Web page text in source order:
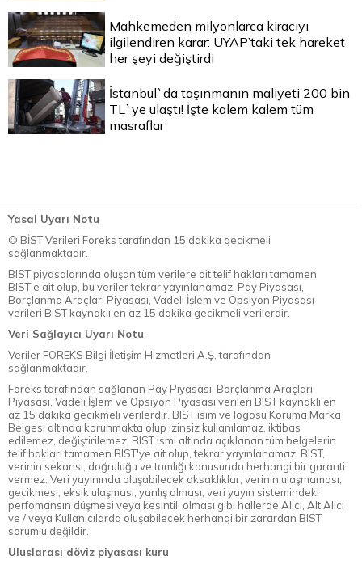
Mahkemeden milyonlarca kiracıyı
ilgilendiren karar: UYAP’taki tek hareket
her şeyi değiştirdi
İstanbul`da taşınmanın maliyeti 200 bin
TL`ye ulaştı! İşte kalem kalem tüm
masraflar
Yasal Uyarı Notu
© BİST Verileri Foreks tarafından 15 dakika gecikmeli
sağlanmaktadır.
BIST piyasalarında oluşan tüm verilere ait telif hakları tamamen
BIST'e ait olup, bu veriler tekrar yayınlanamaz. Pay Piyasası,
Borçlanma Araçları Piyasası, Vadeli İşlem ve Opsiyon Piyasası
verileri BIST kaynaklı en az 15 dakika gecikmeli verilerdir.
Veri Sağlayıcı Uyarı Notu
Veriler FOREKS Bilgi İletişim Hizmetleri A.Ş. tarafından
sağlanmaktadır.
Foreks tarafından sağlanan Pay Piyasası, Borçlanma Araçları
Piyasası, Vadeli İşlem ve Opsiyon Piyasası verileri BIST kaynaklı en
az 15 dakika gecikmeli verilerdir. BIST isim ve logosu Koruma Marka
Belgesi altında korunmakta olup izinsiz kullanılamaz, iktibas
edilemez, değiştirilemez. BIST ismi altında açıklanan tüm belgelerin
telif hakları tamamen BIST'ye ait olup, tekrar yayınlanamaz. BIST,
verinin sekansı, doğruluğu ve tamlığı konusunda herhangi bir garanti
vermez. Veri yayınında oluşabilecek aksaklıklar, verinin ulaşmaması,
gecikmesi, eksik ulaşması, yanlış olması, veri yayın sistemindeki
perfomansın düşmesi veya kesintili olması gibi hallerde Alıcı, Alt Alıcı
ve / veya Kullanıcılarda oluşabilecek herhangi bir zarardan BIST
sorumlu değildir.
Uluslarası döviz piyasası kuru